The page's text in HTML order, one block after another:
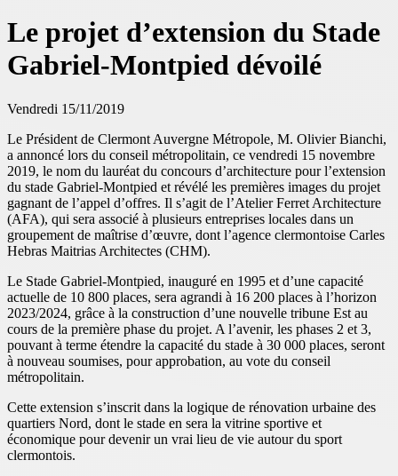
Le projet d’extension du Stade
Gabriel-Montpied dévoilé
Vendredi 15/11/2019
Le Président de Clermont Auvergne Métropole, M. Olivier Bianchi,
a annoncé lors du conseil métropolitain, ce vendredi 15 novembre
2019, le nom du lauréat du concours d’architecture pour l’extension
du stade Gabriel-Montpied et révélé les premières images du projet
gagnant de l’appel d’offres. Il s’agit de l’Atelier Ferret Architecture
(AFA), qui sera associé à plusieurs entreprises locales dans un
groupement de maîtrise d’œuvre, dont l’agence clermontoise Carles
Hebras Maitrias Architectes (CHM).
Le Stade Gabriel-Montpied, inauguré en 1995 et d’une capacité
actuelle de 10 800 places, sera agrandi à 16 200 places à l’horizon
2023/2024, grâce à la construction d’une nouvelle tribune Est au
cours de la première phase du projet. A l’avenir, les phases 2 et 3,
pouvant à terme étendre la capacité du stade à 30 000 places, seront
à nouveau soumises, pour approbation, au vote du conseil
métropolitain.
Cette extension s’inscrit dans la logique de rénovation urbaine des
quartiers Nord, dont le stade en sera la vitrine sportive et
économique pour devenir un vrai lieu de vie autour du sport
clermontois.